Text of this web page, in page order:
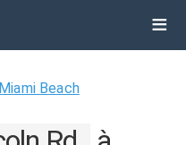
Beach